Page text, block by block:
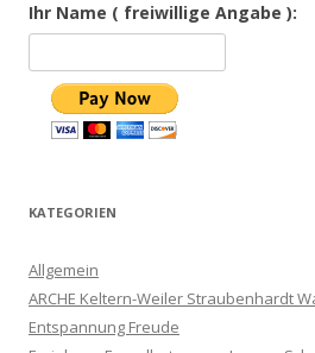
Ihr Name ( freiwillige Angabe ):
KATEGORIEN
Allgemein
ARCHE Keltern-Weiler Straubenhardt
Entspannung Freude